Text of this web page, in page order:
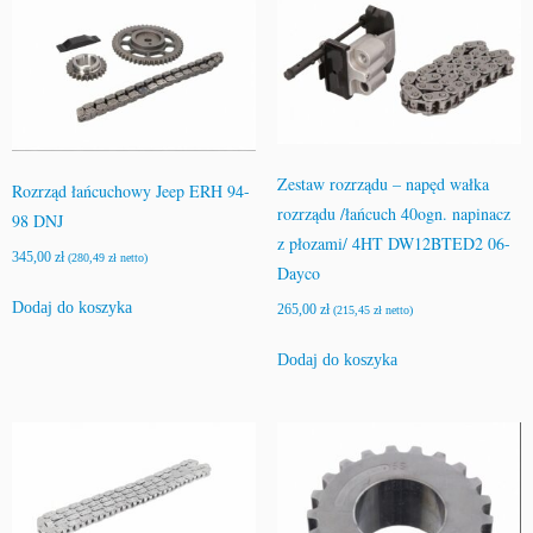
Rozrząd łańcuchowy Jeep ERH 94-
98 DNJ
345,00 zł (280,49 zł netto)
Dodaj do koszyka
Zestaw rozrządu – napęd wałka
rozrządu /łańcuch 40ogn. napinacz
z płozami/ 4HT DW12BTED2 06-
Dayco
265,00 zł (215,45 złnetto)
Dodaj do koszyka